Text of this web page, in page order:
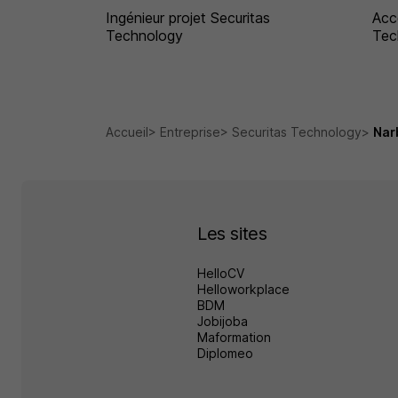
Ingénieur projet Securitas
Technology
Accueil Entreprise Securitas Technology
Les sites
HelloCV
Helloworkplace
BDM
Jobijoba
Maformation
Diplomeo